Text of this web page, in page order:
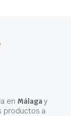
en Málagay
productos a